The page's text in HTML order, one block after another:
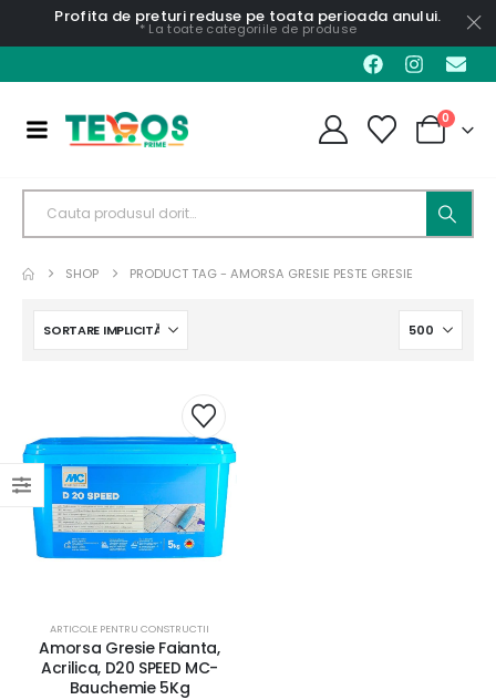
Profita de preturi reduse pe toata perioada anului.
* La toate categoriile de produse
0
SHOP PRODUCT TAG -AMORSA GRESIE PESTE GRESIE
ARTICOLE PENTRU CONSTRUCTII
Amorsa Gresie Faianta,
Acrilica, D20 SPEED MC-
Bauchemie 5Kg